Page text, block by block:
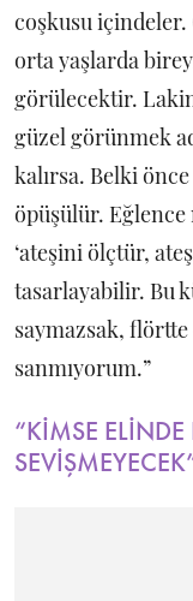
coşkusu içindeler.
orta yaşlarda
görülecektir.
güzel görünmek
kalırsa. Belki
öpüşülür. Eğlence
‘ateşini ölçtür,
tasarlayabilir. Bu
saymazsak, flörtte
sanmıyorum.”
“KİMSE